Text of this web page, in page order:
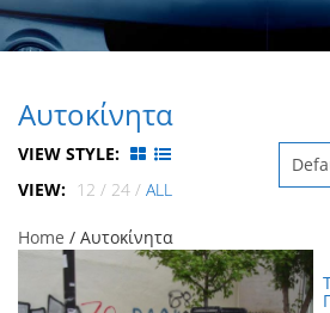
Αυτοκίνητα
VIEW STYLE:
VIEW: 12 / 24 / ALL
Home / Αυτοκίνητα